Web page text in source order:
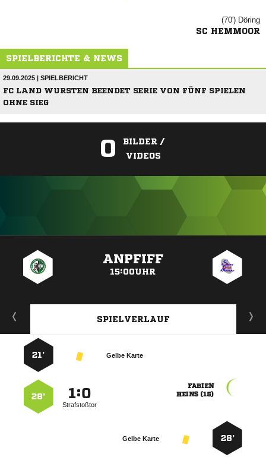
(70') 
SC HEMMOOR
SPIELBERICHTE & NEWS
29.09.2025 | SPIELBERICHT
FC LAND WURSTEN BEENDET SERIE VON FÜNF SPIELEN
OHNE SIEG
0
BILDER /
VIDEOS
ANPFIFF
15:00UHR
SPIELVERLAUF
Gelbe Karte
21’

 
:
Strafstoßtor
28’
28’
Gelbe Karte